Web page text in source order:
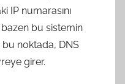
IP numarasını
bu sistemin
bu noktada, DNS
girer.